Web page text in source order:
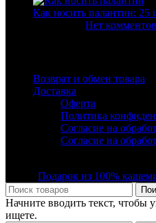
Как носить палантин: 25
Нет комментов
Возврат и обмен товара
Доставка
Оферта
Политика
Согласие на
Согласие на
Подарок из 100%
Начните вводить текст, чтобы
ищете.